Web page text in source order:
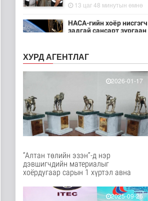
13 цаг 48 минутын өмнө
НАСА-гийн хоёр нисгэгч
задгай сансарт зургаан
13 цаг 3 минутын өмнө
хамгаалахын тулд
Канадын иргэд мод бэ..
Дэлхийд
13 цаг 10 минутын өмнө
ЦАГ АГААР:
Улаанбаатарт шөнөдөө
Байгаль орчин
14 цаг 30 минутын өмнө
зөрчлийг E-Mongolia
системээр да..
ХУРД АГЕНТЛАГ
2026-01-17
“Алтан төлийн эзэн”-д нэр
дэвшигчдийн материалыг
хоёрдугаар сарын 1 хүртэл авна
2025-09-26